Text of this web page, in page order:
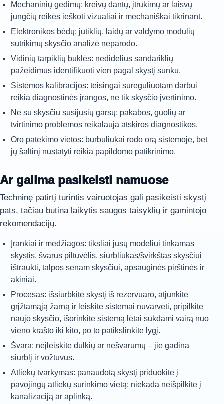
Mechaninių gedimų: kreivų dantų, įtrūkimų ar laisvų
jungčių reikės ieškoti vizualiai ir mechaniškai tikrinant.
Elektronikos bėdų: jutiklių, laidų ar valdymo modulių
sutrikimų skysčio analizė neparodo.
Vidinių tarpiklių būklės: nedidelius sandariklių
pažeidimus identifikuoti vien pagal skystį sunku.
Sistemos kalibracijos: teisingai sureguliuotam darbui
reikia diagnostinės įrangos, ne tik skysčio įvertinimo.
Ne su skysčiu susijusių garsų: pakabos, guolių ar
tvirtinimo problemos reikalauja atskiros diagnostikos.
Oro patekimo vietos: burbuliukai rodo orą sistemoje, bet
jų šaltinį nustatyti reikia papildomo patikrinimo.
Ar galima pasikeisti namuose
Techninę patirtį turintis vairuotojas gali pasikeisti skystį
pats, tačiau būtina laikytis saugos taisyklių ir gamintojo
rekomendacijų.
Įrankiai ir medžiagos: tiksliai jūsų modeliui tinkamas
skystis, švarus piltuvėlis, siurbliukas/švirkštas skysčiui
ištraukti, talpos senam skysčiui, apsauginės pirštinės ir
akiniai.
Procesas: išsiurbkite skystį iš rezervuaro, atjunkite
grįžtamąją žarną ir leiskite sistemai nuvarvėti, pripilkite
naujo skysčio, išorinkite sistemą lėtai sukdami vairą nuo
vieno krašto iki kito, po to patikslinkite lygį.
Švara: neįleiskite dulkių ar nešvarumų – jie gadina
siurblį ir vožtuvus.
Atliekų tvarkymas: panaudotą skystį priduokite į
pavojingų atliekų surinkimo vietą; niekada neišpilkite į
kanalizaciją ar aplinką.